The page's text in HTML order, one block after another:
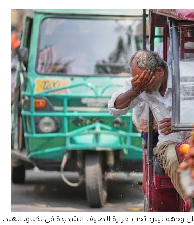
تحت حرارة الصيف الشديدة في لكناو، الهند، يوم